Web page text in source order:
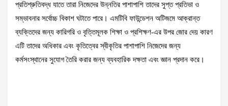
প্রতিশ্রুতিবদ্ধ যাতে তারা নিজেদের উন্নতির পাশাপাশি তাদের সুপ্ত প্রতিভা ও
সম্ভাবনার সর্বোচ্চ বিকাশ ঘটাতে পারে। এমটিবি ফাউন্ডেশন অটিজমে আক্রান্ত
ব্যক্তিদের জন্য কারিগরি ও বৃত্তিমূলক শিক্ষা ও প্রশিক্ষণ-এর উপর জোর দেয় কারণ
এটি তাদের অধিকার এবং কৃতিত্বের স্বীকৃতির পাশাপাশি নিজেদের জন্য
কর্মসংস্থানের সুযোগ তৈরি করার জন্য ব্যবহারিক দক্ষতা এবং জ্ঞান প্রদান করে।